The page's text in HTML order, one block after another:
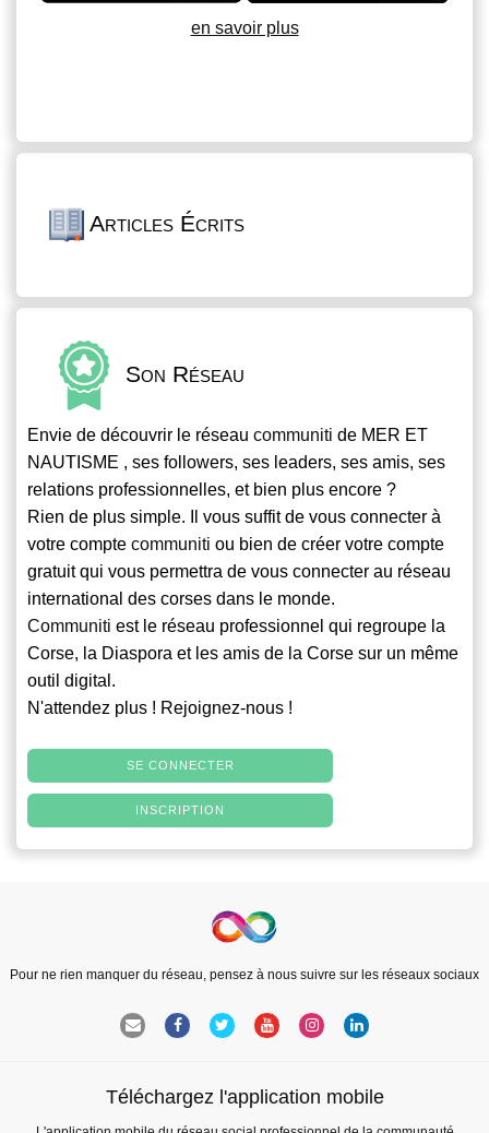
en savoir plus
Articles Écrits
Son Réseau
Envie de découvrir le réseau communiti de MER ET
NAUTISME , ses followers, ses leaders, ses amis, ses
relations professionnelles, et bien plus encore ?
Rien de plus simple. Il vous suffit de vous connecter à
votre compte communiti ou bien de créer votre compte
gratuit qui vous permettra de vous connecter au réseau
international des corses dans le monde.
Communiti est le réseau professionnel qui regroupe la
Corse, la Diaspora et les amis de la Corse sur un même
outil digital.
N'attendez plus ! Rejoignez-nous !
SE CONNECTER
INSCRIPTION
Pour ne rien manquer du réseau, pensez à nous suivre sur les réseaux sociaux
Téléchargez l'application mobile